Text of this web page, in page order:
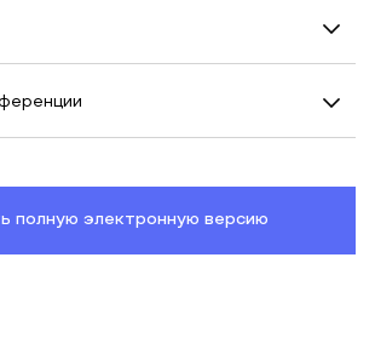
полную электронную версию